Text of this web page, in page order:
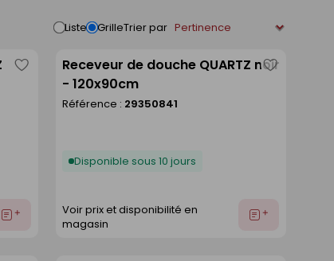
Liste GrilleTrier par
Ajouter
EnregistrerReceveur de douche QUARTZ noir
- 120x90cm
Référence : 29350841
Disponible sous 10 jours
Voir prix et disponibilité en
magasin
Ajouter